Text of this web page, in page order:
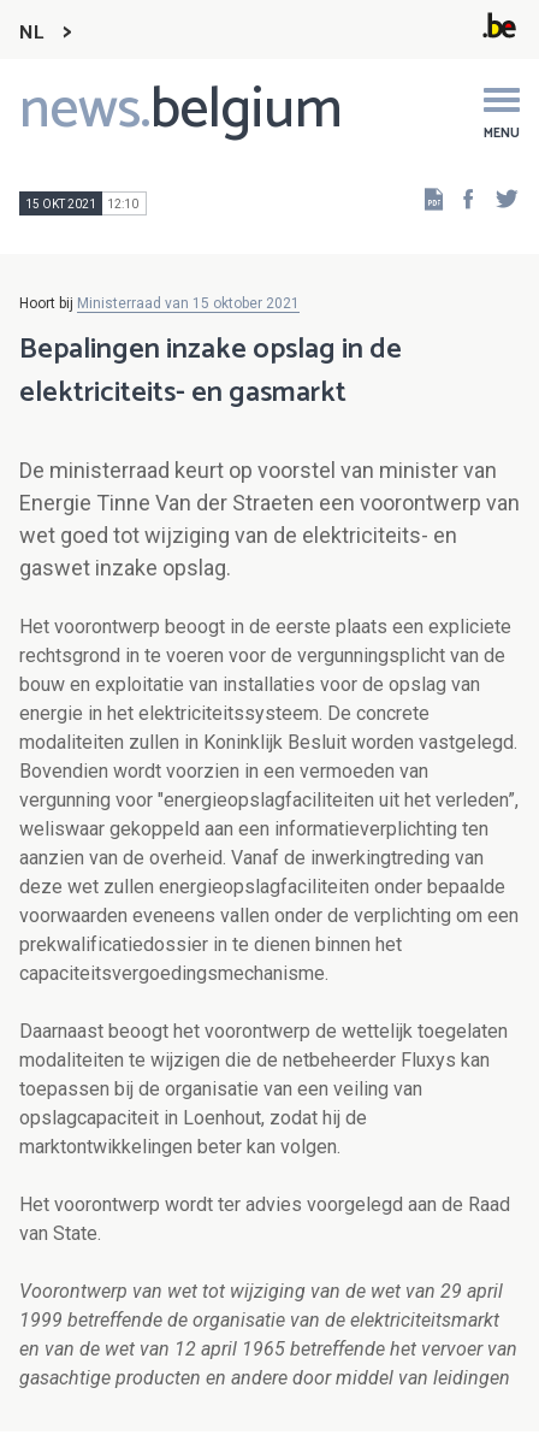
NL
news.belgium MENU
Main
navigation
15 OKT 2021 12:10
Hoort bij Ministerraad van 15 oktober 2021
Bepalingen inzake opslag in de
elektriciteits- en gasmarkt
De ministerraad keurt op voorstel van minister van
Energie Tinne Van der Straeten een voorontwerp van
wet goed tot wijziging van de elektriciteits- en
gaswet inzake opslag.
Het voorontwerp beoogt in de eerste plaats een expliciete
rechtsgrond in te voeren voor de vergunningsplicht van de
bouw en exploitatie van installaties voor de opslag van
energie in het elektriciteitssysteem. De concrete
modaliteiten zullen in Koninklijk Besluit worden vastgelegd.
Bovendien wordt voorzien in een vermoeden van
vergunning voor "energieopslagfaciliteiten uit het verleden”,
weliswaar gekoppeld aan een informatieverplichting ten
aanzien van de overheid. Vanaf de inwerkingtreding van
deze wet zullen energieopslagfaciliteiten onder bepaalde
voorwaarden eveneens vallen onder de verplichting om een
prekwalificatiedossier in te dienen binnen het
capaciteitsvergoedingsmechanisme.
Daarnaast beoogt het voorontwerp de wettelijk toegelaten
modaliteiten te wijzigen die de netbeheerder Fluxys kan
toepassen bij de organisatie van een veiling van
opslagcapaciteit in Loenhout, zodat hij de
marktontwikkelingen beter kan volgen.
Het voorontwerp wordt ter advies voorgelegd aan de Raad
van State.
Voorontwerp van wet tot wijziging van de wet van 29 april
1999 betreffende de organisatie van de elektriciteitsmarkt
en van de wet van 12 april 1965 betreffende het vervoer van
gasachtige producten en andere door middel van leidingen